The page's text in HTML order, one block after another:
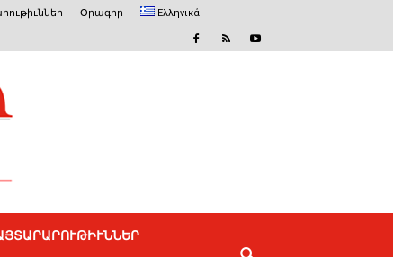
Օրագիր Ελληνικά